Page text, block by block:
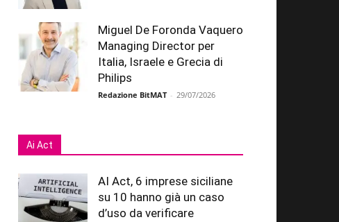
Miguel De Foronda Vaquero
Managing Director per
Italia, Israele e Grecia di
Philips
Redazione BitMAT - 29/07/2026
Ai Act
AI Act, 6 imprese siciliane
su 10 hanno già un caso
d’uso da verificare